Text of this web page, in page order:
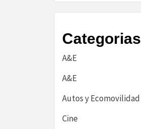
Categorias
A&E
A&E
Autos y Ecomovilidad
Cine